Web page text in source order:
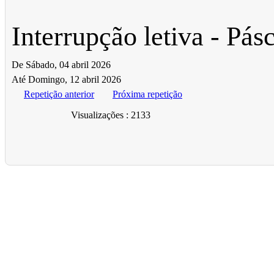
Interrupção letiva -
De Sábado, 04 abril 2026
Até Domingo, 12 abril 2026
Repetição anterior
Próxima repetição
Visualizações: 2133